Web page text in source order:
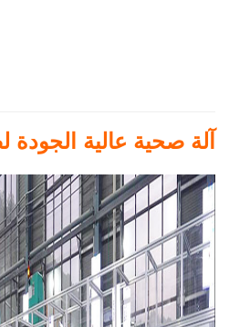
آلة صحية عالية